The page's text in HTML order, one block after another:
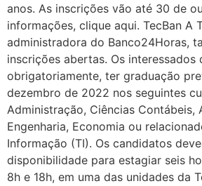
anos. As inscrições vão até 30 de
informações, clique aqui. TecBan A
administradora do Banco24Horas,
inscrições abertas. Os interessados
obrigatoriamente, ter graduação
dezembro de 2022 nos seguintes
Administração, Ciências Contábeis,
Engenharia, Economia ou
Informação (TI). Os candidatos
disponibilidade para estagiar seis
8h e 18h, em uma das unidades da